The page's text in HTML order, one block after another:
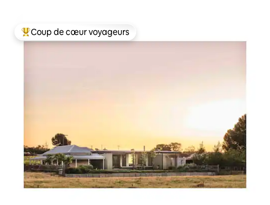
Coups de cœur voyageurs les plus appréciés
Coup de cœur voyageurs